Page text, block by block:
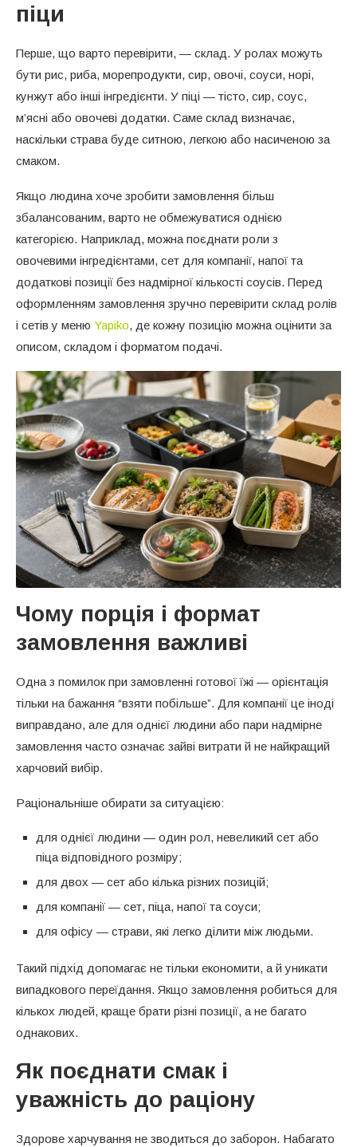
піци
Перше, що варто перевірити, — склад. У ролах можуть
бути рис, риба, морепродукти, сир, овочі, соуси, норі,
кунжут або інші інгредієнти. У піці — тісто, сир, соус,
м’ясні або овочеві додатки. Саме склад визначає,
наскільки страва буде ситною, легкою або насиченою за
смаком.
Якщо людина хоче зробити замовлення більш
збалансованим, варто не обмежуватися однією
категорією. Наприклад, можна поєднати роли з
овочевими інгредієнтами, сет для компанії, напої та
додаткові позиції без надмірної кількості соусів. Перед
оформленням замовлення зручно перевірити склад ролів
і сетів у меню Yapiko, де кожну позицію можна оцінити за
описом, складом і форматом подачі.
Чому порція і формат
замовлення важливі
Одна з помилок при замовленні готової їжі — орієнтація
тільки на бажання “взяти побільше”. Для компанії це іноді
виправдано, але для однієї людини або пари надмірне
замовлення часто означає зайві витрати й не найкращий
харчовий вибір.
Раціональніше обирати за ситуацією:
для однієї людини — один рол, невеликий сет або
піца відповідного розміру;
для двох — сет або кілька різних позицій;
для компанії — сет, піца, напої та соуси;
для офісу — страви, які легко ділити між людьми.
Такий підхід допомагає не тільки економити, а й уникати
випадкового переїдання. Якщо замовлення робиться для
кількох людей, краще брати різні позиції, а не багато
однакових.
Як поєднати смак і
уважність до раціону
Здорове харчування не зводиться до заборон. Набагато